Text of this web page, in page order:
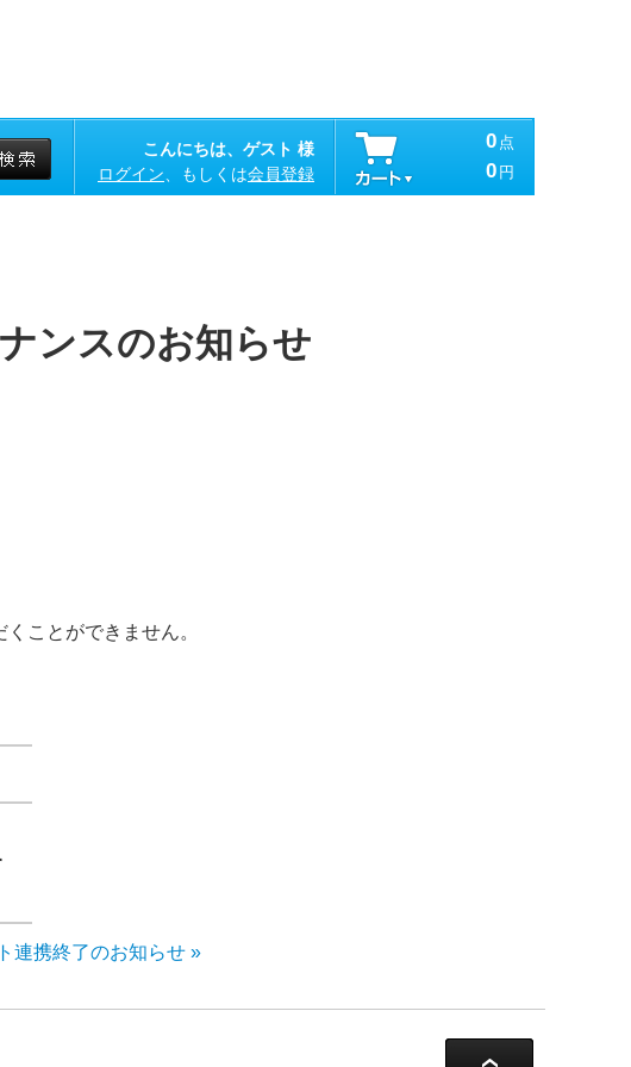
こんにちは、ゲスト 様
ログイン 、もしくは会員登録
0 点
0 円
ンスのお知らせ
ことができません。
連携終了のお知らせ »